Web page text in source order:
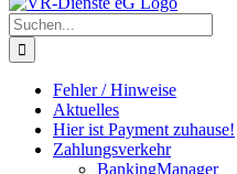
Suche
nach:
Fehler / Hinweise
Aktuelles
Hier ist Payment zuhause!
Zahlungsverkehr
BankingManager